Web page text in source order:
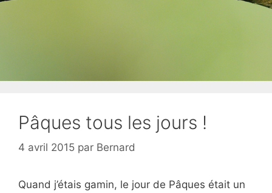
Pâques tous les jours !
4 avril 2015 par Bernard
Quand j’étais gamin, le jour de Pâques était un